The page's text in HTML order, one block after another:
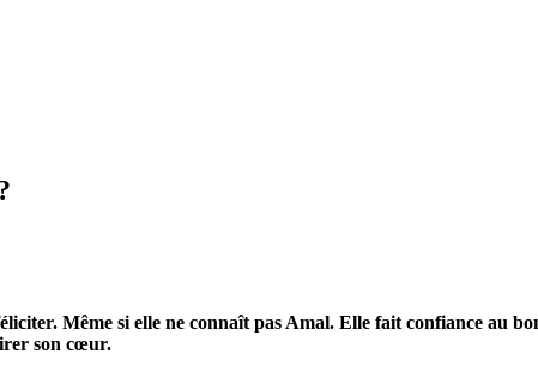
Même si elle ne connaît pas Amal. Elle fait confiance au
son cœur.